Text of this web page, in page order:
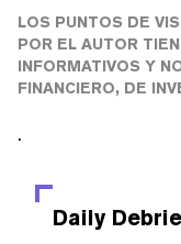
LOS PUNTOS DE
POR EL AUTOR
INFORMATIVOS Y
FINANCIERO, DE
.
Daily